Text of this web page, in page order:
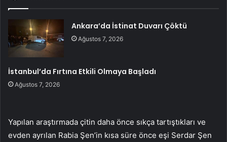
Ankara’da İstinat Duvarı Çöktü
Ağustos 7, 2026
İstanbul’da Fırtına Etkili Olmaya Başladı
Ağustos 7, 2026
Yapılan araştırmada çitin daha önce sıkça tartıştıkları ve
evden ayrılan Rabia Şen’in kısa süre önce eşi Serdar Şen